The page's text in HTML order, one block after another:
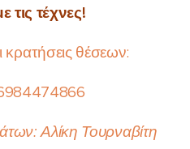
τις τέχνες!
κρατήσεις θέσεων:
6984474866
Αλίκη Τουρναβίτη